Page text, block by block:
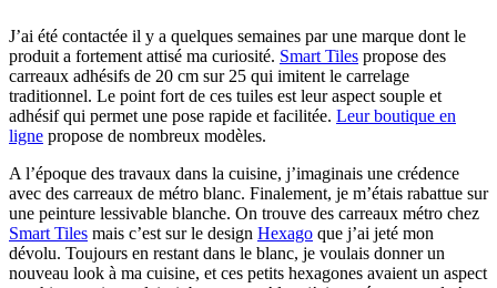
J’ai été contactée il y a quelques semaines par une marque dont le
produit a fortement attisé ma curiosité. Smart Tiles propose des
carreaux adhésifs de 20 cm sur 25 qui imitent le carrelage
traditionnel. Le point fort de ces tuiles est leur aspect souple et
adhésif qui permet une pose rapide et facilitée. Leur boutique en
ligne propose de nombreux modèles.
A l’époque des travaux dans la cuisine, j’imaginais une crédence
avec des carreaux de métro blanc. Finalement, je m’étais rabattue sur
une peinture lessivable blanche. On trouve des carreaux métro chez
Smart Tiles mais c’est sur le design Hexago que j’ai jeté mon
dévolu. Toujours en restant dans le blanc, je voulais donner un
nouveau look à ma cuisine, et ces petits hexagones avaient un aspect